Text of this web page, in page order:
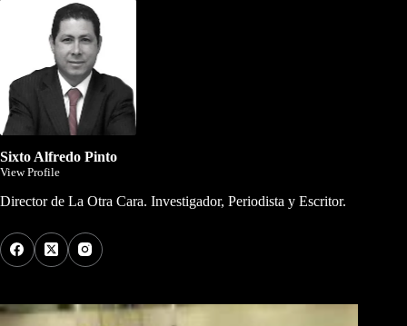
Sixto Alfredo Pinto
View Profile
Director de La Otra Cara. Investigador, Periodista y Escritor.